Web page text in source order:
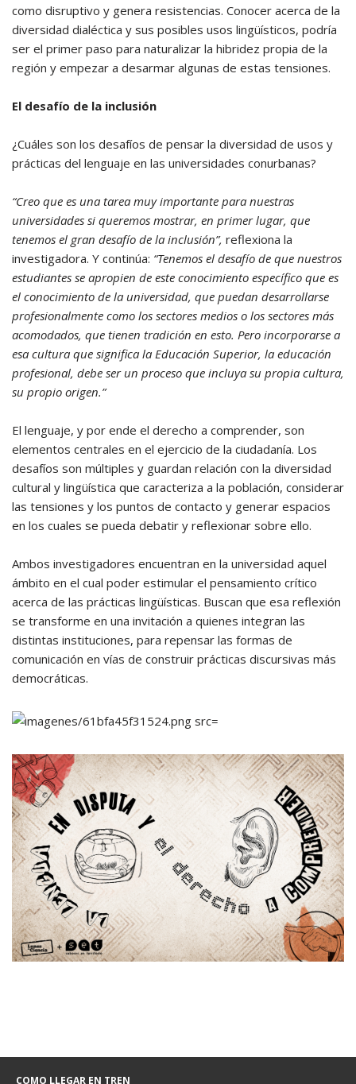
como disruptivo y genera resistencias. Conocer acerca de la
diversidad dialéctica y sus posibles usos lingüísticos, podría
ser el primer paso para naturalizar la hibridez propia de la
región y empezar a desarmar algunas de estas tensiones.
El desafío de la inclusión
¿Cuáles son los desafíos de pensar la diversidad de usos y
prácticas del lenguaje en las universidades conurbanas?
“Creo que es una tarea muy importante para nuestras
universidades si queremos mostrar, en primer lugar, que
tenemos el gran desafío de la inclusión”, reflexiona la
investigadora. Y continúa: “Tenemos el desafío de que nuestros
estudiantes se apropien de este conocimiento específico que es
el conocimiento de la universidad, que puedan desarrollarse
profesionalmente como los sectores medios o los sectores más
acomodados, que tienen tradición en esto. Pero incorporarse a
esa cultura que significa la Educación Superior, la educación
profesional, debe ser un proceso que incluya su propia cultura,
su propio origen.”
El lenguaje, y por ende el derecho a comprender, son
elementos centrales en el ejercicio de la ciudadanía. Los
desafíos son múltiples y guardan relación con la diversidad
cultural y lingüística que caracteriza a la población, considerar
las tensiones y los puntos de contacto y generar espacios
en los cuales se pueda debatir y reflexionar sobre ello.
Ambos investigadores encuentran en la universidad aquel
ámbito en el cual poder estimular el pensamiento crítico
acerca de las prácticas lingüísticas. Buscan que esa reflexión
se transforme en una invitación a quienes integran las
distintas instituciones, para repensar las formas de
comunicación en vías de construir prácticas discursivas más
democráticas.
COMO LLEGAR EN TREN